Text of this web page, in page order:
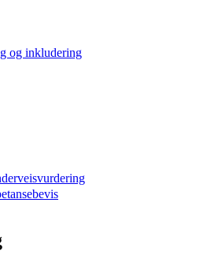
og inkludering